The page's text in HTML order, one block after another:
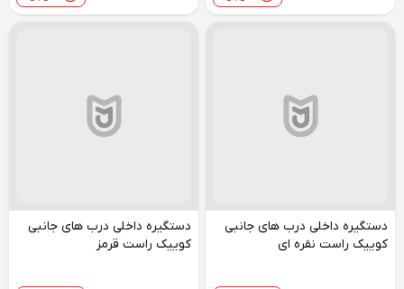
دستگیره داخلی درب های جانبی
کوییک راست نقره ای
دستگیره داخلی درب های جانبی
کوییک راست قرمز